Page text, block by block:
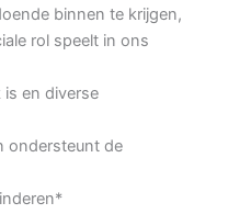
binnen te krijgen,
rol speelt in ons
is en diverse
ondersteunt de